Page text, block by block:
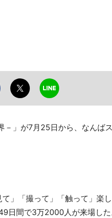
」が7月25日から、なんば
」「撮って」「触って」楽
日間で3万2000人が来場し